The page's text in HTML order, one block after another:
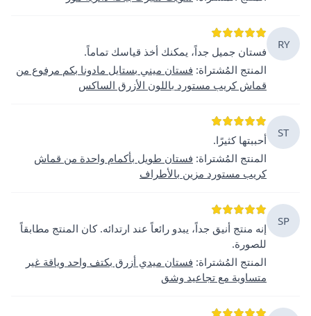
RY
فستان جميل جداً، يمكنك أخذ قياسك تماماً.
المنتج المُشتراة: فستان ميني بستايل مادونا بكم مرفوع من
قماش كريب مستورد باللون الأزرق الساكس
ST
أحببتها كثيرًا.
المنتج المُشتراة: فستان طويل بأكمام واحدة من قماش
كريب مستورد مزين بالأطراف
SP
إنه منتج أنيق جداً، يبدو رائعاً عند ارتدائه. كان المنتج مطابقاً
للصورة.
المنتج المُشتراة: فستان ميدي أزرق بكتف واحد وياقة غير
متساوية مع تجاعيد وشق